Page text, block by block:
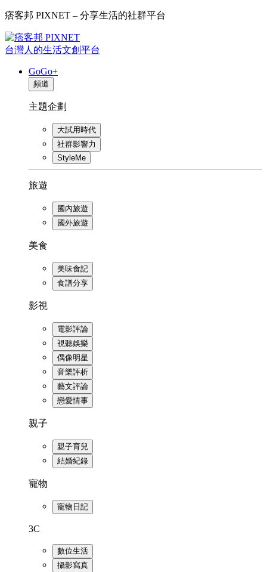
痞客邦 PIXNET – 分享生活的社群平台
台灣人的生活文創平台
GoGo+
頻道
主題企劃
大試用時代
社群影響力
StyleMe
旅遊
國內旅遊
國外旅遊
美食
美味食記
食譜分享
影視
電影評論
視聽娛樂
偶像明星
音樂評析
藝文評論
戀愛情事
親子
親子育兒
結婚紀錄
寵物
寵物日記
3C
數位生活
攝影寫真